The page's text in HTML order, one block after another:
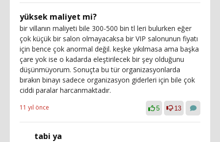
yüksek maliyet mi?
bir villanın maliyeti bile 300-500 bin tl leri bulurken eğer
çok küçük bir salon olmayacaksa bir VIP salonunun fiyatı
için bence çok anormal değil. keşke yıkılmasa ama başka
çare yok ise o kadarda eleştirilecek bir şey olduğunu
düşünmüyorum. Sonuçta bu tür organizasyonlarda
bırakın binayı sadece organizasyon giderleri için bile çok
ciddi paralar harcanmaktadır.
11 yıl önce 5 13
tabi ya